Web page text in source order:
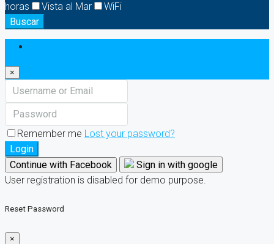
horas
Vista al Mar
WiFi
Buscar
×
Remember me Lost your password?
Login
Continue with Facebook
Sign in with google
User registration is disabled for demo purpose.
Reset Password
×